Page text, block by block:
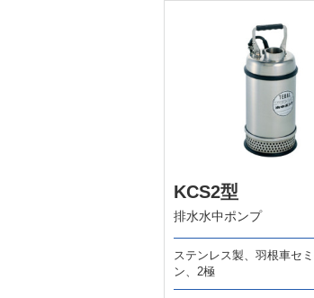
KCS2型
排水水中ポンプ
ステンレス製、羽根車セ
ン、2極